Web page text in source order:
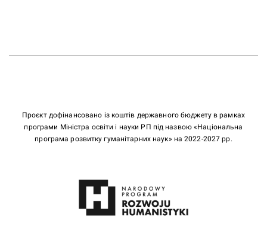
Проєкт дофінансовано із коштів державного бюджету в рамках
програми Міністра освіти і науки РП під назвою «Національна
програма розвитку гуманітарних наук» на 2022-2027 рр.